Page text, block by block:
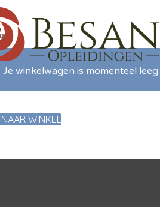
Je winkelwagen is momenteel leeg.
WINKEL